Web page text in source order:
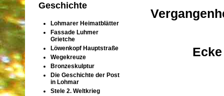
Geschichte
Lohmarer Heimatblätter
Fassade Luhmer
Grietche
Löwenkopf Hauptstraße
Wegekreuze
Bronzeskulptur
Die Geschichte der Post
in Lohmar
Stele 2. Weltkrieg